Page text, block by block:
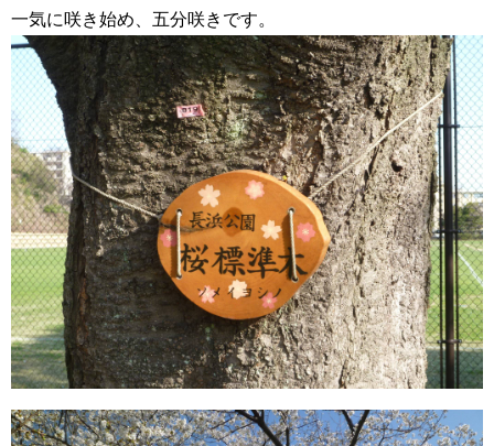
一気に咲き始め、五分咲きです。